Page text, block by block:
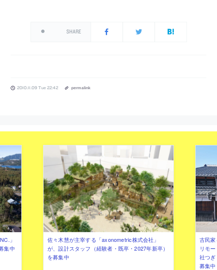
SHARE
2010.11.09 Tue 22:42 permalink
」
集中
佐々木慧が主宰する「axonometric株式会社」
が、設計スタッフ（経験者・既卒・2027年新卒）
を募集中
古民
リモ
社つ
募集中